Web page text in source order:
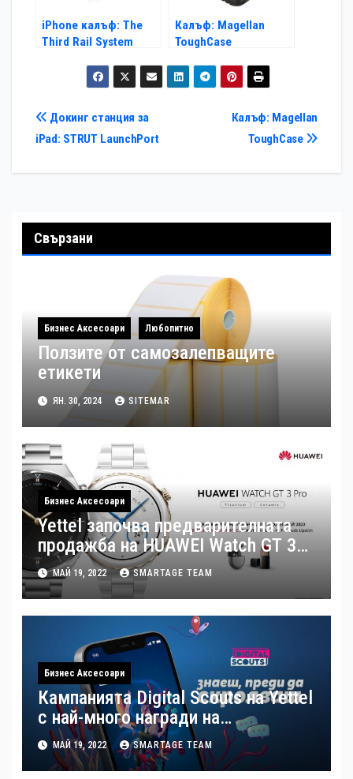
iPhone калъф: The
Third Rail System
Калъф: Magellan
ToughCase
Навигация
Калъф: Magellan
ToughCase
Докинг станция за
iPad: STRUT LaunchPort
Свързани
Бизнес Аксесоари Любопитно
Ползите от самозалепващите
етикети
ЯН. 30, 2024 SITEMAR
Бизнес Аксесоари
Yettel започва предварителната
продажба на HUAWEI Watch GT 3
ProМАЙ 19, 2022 SMARTAGE TEAM
Бизнес Аксесоари
Кампанията Digital Scouts на Yettel
с най-много награди на
престижния конкурс BAPRA Bright
Awards 2022
МАЙ 19, 2022 SMARTAGE TEAM